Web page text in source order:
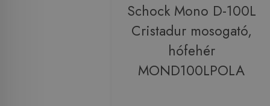
Schock Mono D-100L
Cristadur mosogató,
hófehér
MOND100LPOLA